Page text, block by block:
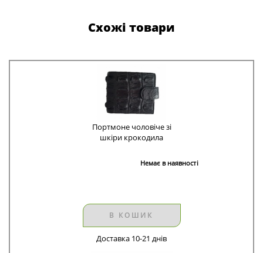
Схожі товари
Портмоне чоловіче зі
шкіри крокодила
Немає в наявності
В КОШИК
Доставка 10-21 днів